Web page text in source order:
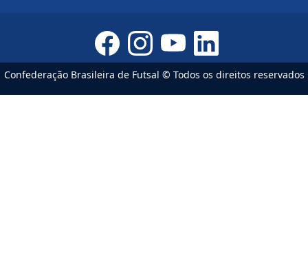
Confederação Brasileira de Futsal © Todos os direitos reservados